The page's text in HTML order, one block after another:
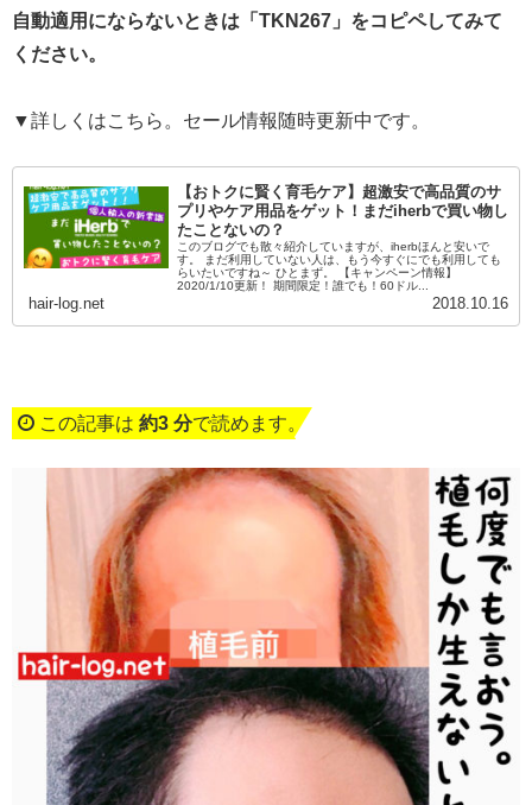
自動適用にならないときは「TKN267」をコピペしてみて
ください。
▼詳しくはこちら。セール情報随時更新中です。
【おトクに賢く育毛ケア】超激安で高品質のサ
プリやケア用品をゲット！まだiherbで買い物し
たことないの？
このブログでも散々紹介していますが、iherbほんと安いで
す。 まだ利用していない人は、もう今すぐにでも利用しても
らいたいですね～ ひとまず。 【キャンペーン情報】
2020/1/10更新！ 期間限定！誰でも！60ドル...
hair-log.net 2018.10.16
この記事は 約3 分で読めます。